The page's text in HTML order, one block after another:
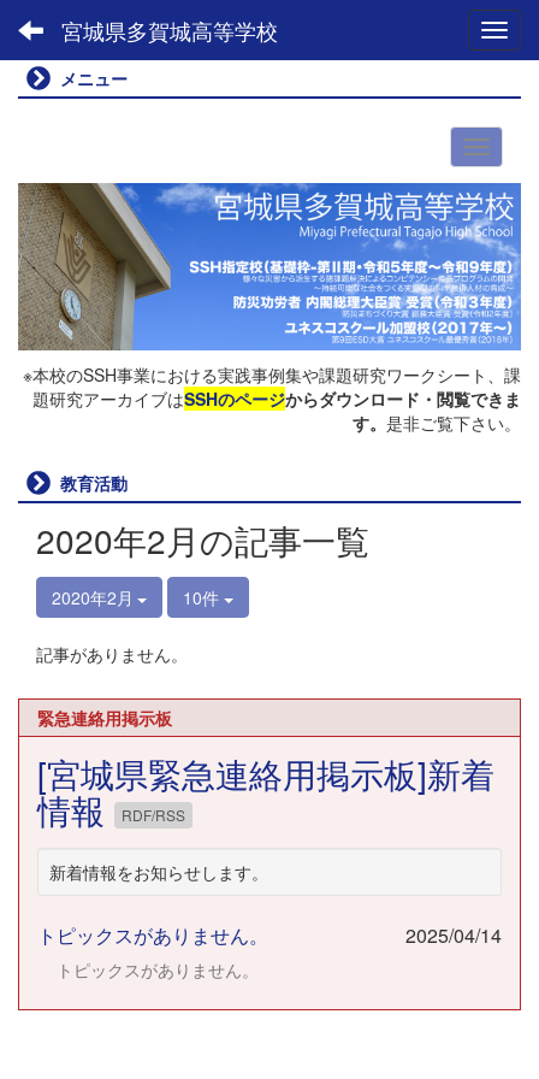
宮城県多賀城高等学校
メニュー
※本校のSSH事業における実践事例集や課題研究ワークシート、課
題研究アーカイブはSSHのページからダウンロード・閲覧できま
す。 是非ご覧下さい。
教育活動
2020年2月の記事一覧
2020年2月 10件
記事がありません。
緊急連絡用掲示板
[宮城県緊急連絡用掲示板]新着
情報 RDF/RSS
新着情報をお知らせします。
トピックスがありません。 2025/04/14
トピックスがありません。